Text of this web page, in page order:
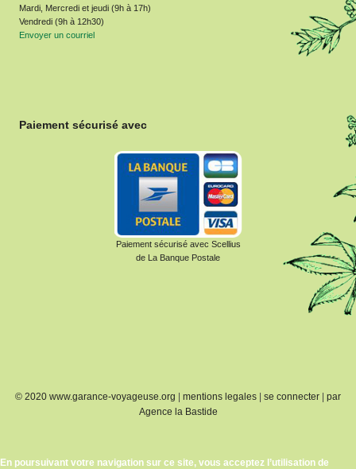
Mardi, Mercredi et jeudi (9h à 17h)
Vendredi (9h à 12h30)
Envoyer un courriel
Paiement sécurisé avec
Paiement sécurisé avec Scellius
de La Banque Postale
© 2020 www.garance-voyageuse.org mentions legales se connecter
par
Agence la Bastide
En poursuivant votre navigation sur ce site, vous acceptez l’utilisation de